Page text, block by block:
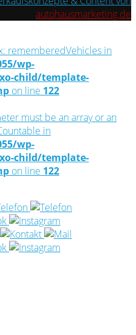
autohausmarketing.de
rememberedVehicles in
wp-
child/template-
on line 122
must be an array or an
in
wp-
child/template-
on line 122